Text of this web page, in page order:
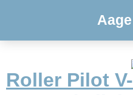
Roller Pilot